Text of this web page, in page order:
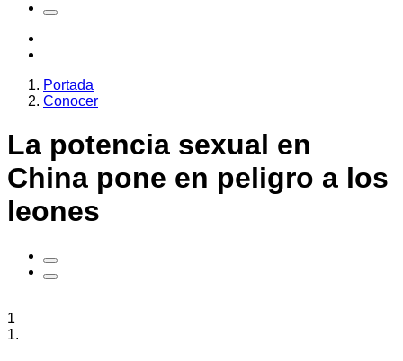
Portada
Conocer
La potencia sexual en
China pone en peligro a los
leones
1
1.